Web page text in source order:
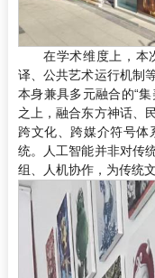
在学术维度上，本
译、公共艺术运行机制
本身兼具多元融合的“
之上，融合东方神话、
跨文化、跨媒介符号体
统。人工智能并非对传
组、人机协作，为传统